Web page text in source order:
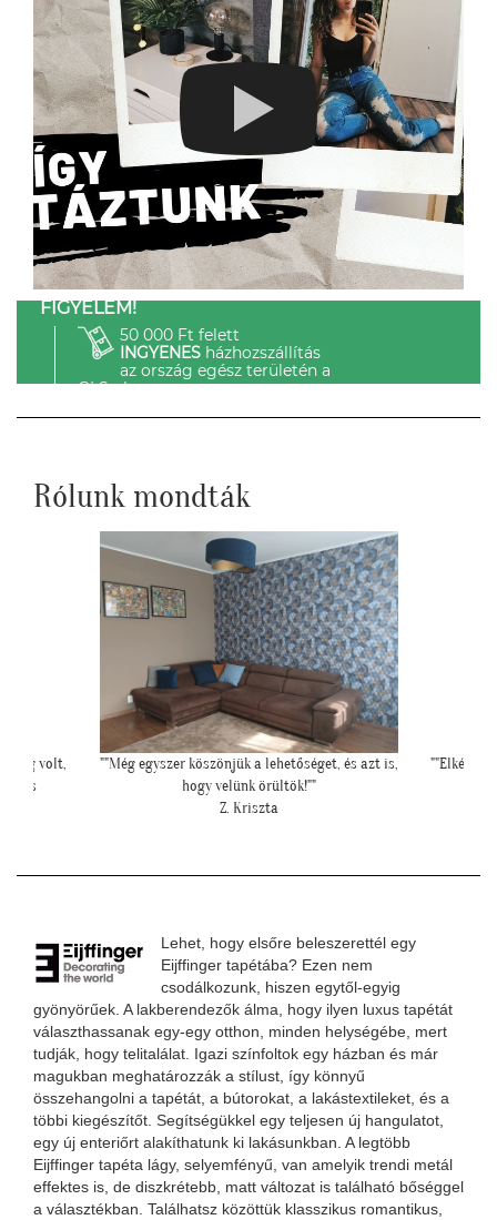
FIGYELEM!
50 000 Ft felett
INGYENESházhozszállítás
az ország egész területén a
GLS-el.
Rólunk mondták
volt,
""Még egyszer köszönjük a lehetőséget, és azt is,
hogy velünk örültök!""
Z. Kriszta
Lehet, hogy elsőre beleszerettél egy
Eijffinger tapétába? Ezen nem
csodálkozunk, hiszen egytől-egyig
gyönyörűek. A lakberendezők álma, hogy ilyen luxus tapétát
választhassanak egy-egy otthon, minden helységébe, mert
tudják, hogy telitalálat. Igazi színfoltok egy házban és már
magukban meghatározzák a stílust, így könnyű
összehangolni a tapétát, a bútorokat, a lakástextileket, és a
többi kiegészítőt. Segítségükkel egy teljesen új hangulatot,
egy új enteriőrt alakíthatunk ki lakásunkban. A legtöbb
Eijffinger tapéta lágy, selyemfényű, van amelyik trendi metál
effektes is, de diszkrétebb, matt változat is található bőséggel
a választékban. Találhatsz közöttük klasszikus romantikus,